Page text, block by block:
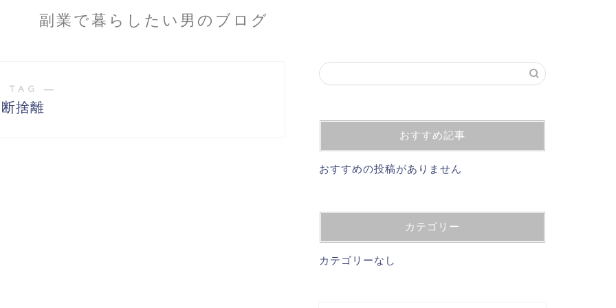
副業で暮らしたい男のブログ
TAG ―
断捨離
おすすめ記事
おすすめの投稿がありません
カテゴリー
カテゴリーなし